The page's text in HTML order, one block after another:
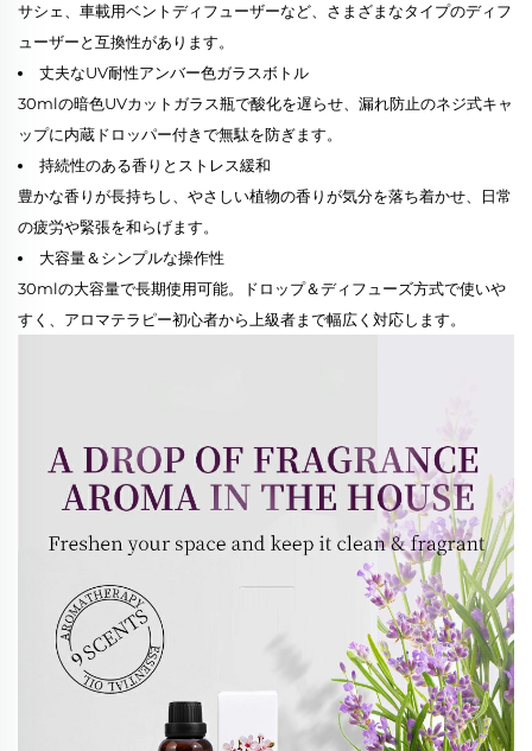
サシェ、車載用ベントディフューザーなど、さまざまなタイプのディフ
ューザーと互換性があります。
丈夫なUV耐性アンバー色ガラスボトル
30mlの暗色UVカットガラス瓶で酸化を遅らせ、漏れ防止のネジ式キャ
ップに内蔵ドロッパー付きで無駄を防ぎます。
持続性のある香りとストレス緩和
豊かな香りが長持ちし、やさしい植物の香りが気分を落ち着かせ、日常
の疲労や緊張を和らげます。
大容量＆シンプルな操作性
30mlの大容量で長期使用可能。ドロップ＆ディフューズ方式で使いや
すく、アロマテラピー初心者から上級者まで幅広く対応します。